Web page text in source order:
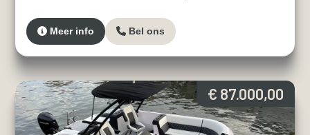
Meer info Bel ons
€ 87.000,00